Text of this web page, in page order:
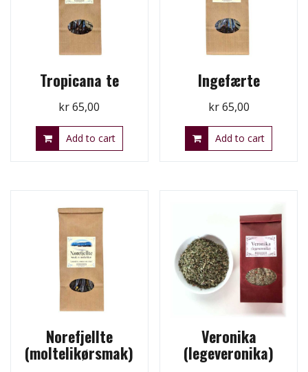
Tropicana te
kr65,00
Add to cart
Ingefærte
kr65,00
Add to cart
Norefjellte
(moltelikørsmak)
Veronika
(legeveronika)